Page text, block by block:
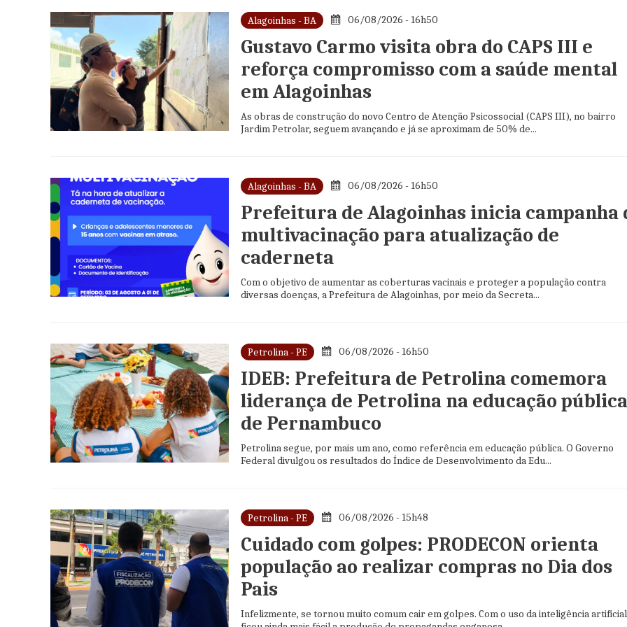
Alagoinhas - BA 06/08/2026 - 16h50
Gustavo Carmo visita obra do CAPS III e
reforça compromisso com a saúde mental
em Alagoinhas
As obras de construção do novo Centro de Atenção Psicossocial (CAPS III), no bairro
Jardim Petrolar, seguem avançando e já se aproximam de 50% de...
Alagoinhas - BA 06/08/2026 - 16h50
Prefeitura de Alagoinhas inicia campanha
multivacinação para atualização de
caderneta
Com o objetivo de aumentar as coberturas vacinais e proteger a população contra
diversas doenças, a Prefeitura de Alagoinhas, por meio da Secreta...
Petrolina - PE 06/08/2026 - 16h50
IDEB: Prefeitura de Petrolina comemora
liderança de Petrolina na educação pública
de Pernambuco
Petrolina segue, por mais um ano, como referência em educação pública. O Governo
Federal divulgou os resultados do Índice de Desenvolvimento da Edu...
Petrolina - PE 06/08/2026 - 15h48
Cuidado com golpes: PRODECON orienta
população ao realizar compras no Dia dos
Pais
Infelizmente, se tornou muito comum cair em golpes. Com o uso da inteligência